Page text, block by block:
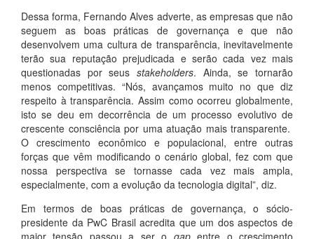
Dessa forma, Fernando Alves adverte, as empresas que não
seguem as boas práticas de governança e que não
desenvolvem uma cultura de transparência, inevitavelmente
terão sua reputação prejudicada e serão cada vez mais
questionadas por seus stakeholders. Ainda, se tornarão
menos competitivas. “Nós, avançamos muito no que diz
respeito à transparência. Assim como ocorreu globalmente,
isto se deu em decorrência de um processo evolutivo de
crescente consciência por uma atuação mais transparente.
O crescimento econômico e populacional, entre outras
forças que vêm modificando o cenário global, fez com que
nossa perspectiva se tornasse cada vez mais ampla,
especialmente, com a evolução da tecnologia digital”, diz.
Em termos de boas práticas de governança, o sócio-
presidente da PwC Brasil acredita que um dos aspectos de
maior tensão passou a ser o gapentre o crescimento